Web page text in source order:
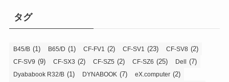
タグ
B45/B (1) B65/D (1) CF-FV1 (2) CF-SV1 (23) CF-SV8 (2)
CF-SV9 (9) CF-SX3 (2) CF-SZ5 (2) CF-SZ6 (25) Dell (7)
Dyababook R32/B (1) DYNABOOK (7) eX.computer (2)